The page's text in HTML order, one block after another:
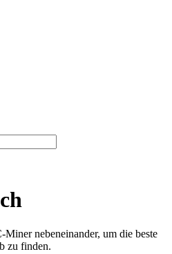
nebeneinander, um die beste
zu finden.